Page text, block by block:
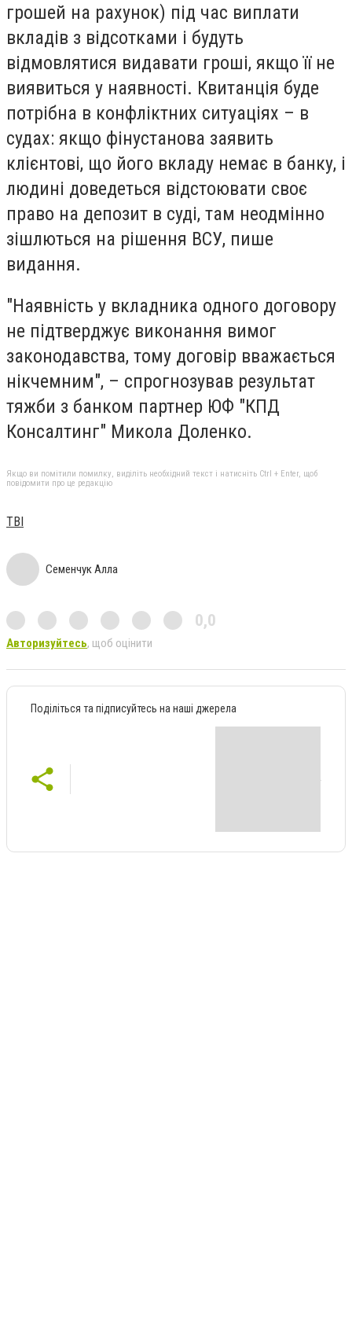
грошей на рахунок) під час виплати
вкладів з відсотками і будуть
відмовлятися видавати гроші, якщо її не
виявиться у наявності. Квитанція буде
потрібна в конфліктних ситуаціях – в
судах: якщо фінустанова заявить
клієнтові, що його вкладу немає в банку, і
людині доведеться відстоювати своє
право на депозит в суді, там неодмінно
зішлються на рішення ВСУ, пише
видання.
"Наявність у вкладника одного договору
не підтверджує виконання вимог
законодавства, тому договір вважається
нікчемним", – спрогнозував результат
тяжби з банком партнер ЮФ "КПД
Консалтинг" Микола Доленко.
Якщо ви помітили помилку, виділіть необхідний текст і натисніть Ctrl + Enter, щоб
повідомити про це редакцію
ТВІ
Семенчук Алла
0,0
Авторизуйтесь, щоб оцінити
Поділіться та підписуйтесь на наші джерела